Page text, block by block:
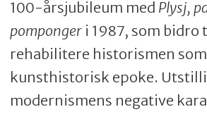
100-årsjubileum med Plysj,
pomponger i 1987, som bidro
rehabilitere historismen som
kunsthistorisk epoke.
modernismens negative